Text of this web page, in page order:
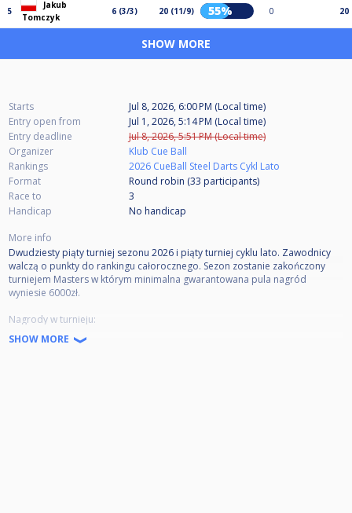
5
Jakub
Tomczyk
6 (3/3) 20 (11/9) 55% 0 20
SHOW MORE
Starts
Jul 8, 2026, 6:00 PM (Local time)
Entry open from
Jul 1, 2026, 5:14 PM (Local time)
Entry deadline
Jul 8, 2026, 5:51 PM (Local time)
Organizer
Klub Cue Ball
Rankings
2026 CueBall Steel Darts Cykl Lato
Format
Round robin (33 participants)
Race to
3
Handicap
No handicap
More info
Dwudziesty piąty turniej sezonu 2026 i piąty turniej cyklu lato. Zawodnicy
walczą o punkty do rankingu całorocznego. Sezon zostanie zakończony
turniejem Masters w którym minimalna gwarantowana pula nagród
wyniesie 6000zł.
Nagrody w turnieju:
Nagrody finansowe za miejsca 1-3.
J.D. 0,5l za najwyższy HF
SHOW MORE